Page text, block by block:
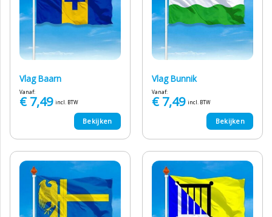
Vlag Baarn
Vanaf:
€7,49 incl. BTW
Bekijken
Vlag Bunnik
Vanaf:
€7,49 incl. BTW
Bekijken